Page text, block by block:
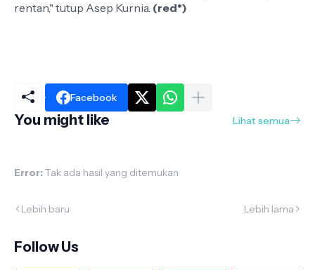
rentan," tutup Asep Kurnia. (red*)
Facebook
You might like Lihat semua
Error: Tak ada hasil yang ditemukan
Lebih baru Lebih lama
Follow Us